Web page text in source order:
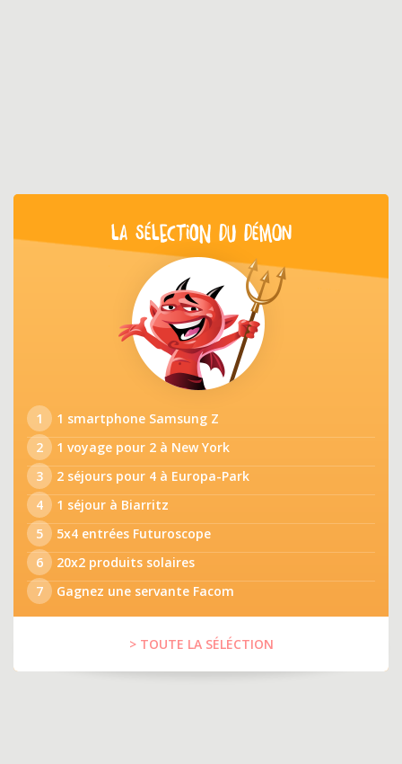
LA SÉLECTION DU DÉMON
1
1 smartphone Samsung Z
2
1 voyage pour 2 à New York
3
2 séjours pour 4 à Europa-Park
4
1 séjour à Biarritz
5
5x4 entrées Futuroscope
6
20x2 produits solaires
7
Gagnez une servante Facom
> TOUTE LA SÉLÉCTION